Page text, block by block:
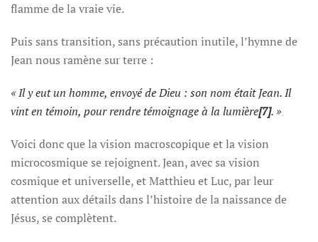
flamme de la vraie vie.
Puis sans transition, sans précaution inutile, l’hymne de
Jean nous ramène sur terre :
« Il y eut un homme, envoyé de Dieu : son nom était Jean. Il
vint en témoin, pour rendre témoignage à la lumière[7]. »
Voici donc que la vision macroscopique et la vision
microcosmique se rejoignent. Jean, avec sa vision
cosmique et universelle, et Matthieu et Luc, par leur
attention aux détails dans l’histoire de la naissance de
Jésus, se complètent.